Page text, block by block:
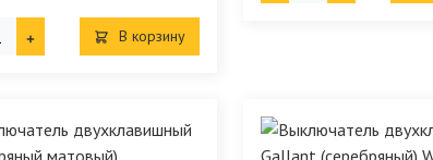
В корзину